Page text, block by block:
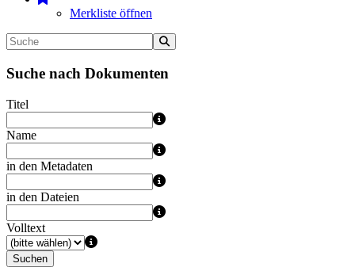
Merkliste öffnen
Suche nach Dokumenten
Titel
Name
in den Metadaten
in den Dateien
Volltext
Suchen